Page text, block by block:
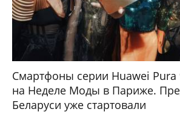
Смартфоны серии Huawei Pura
на Неделе Моды в Париже.
Беларуси уже стартовали